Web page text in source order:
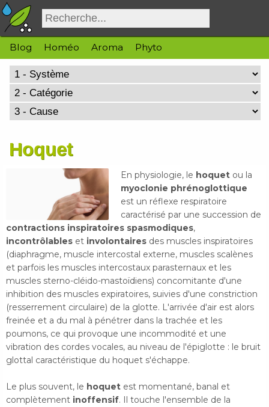
Blog Homéo Aroma Phyto
Hoquet
En physiologie, le hoquet ou la
myoclonie phrénoglottique
est un réflexe respiratoire
caractérisé par une succession de
contractions inspiratoires spasmodiques,
incontrôlables et involontaires des muscles inspiratoires
(diaphragme, muscle intercostal externe, muscles scalènes
et parfois les muscles intercostaux parasternaux et les
muscles sterno-cléido-mastoïdiens) concomitante d'une
inhibition des muscles expiratoires, suivies d'une constriction
(resserrement circulaire) de la glotte. L'arrivée d'air est alors
freinée et a du mal à pénétrer dans la trachée et les
poumons, ce qui provoque une incommodité et une
vibration des cordes vocales, au niveau de l'épiglotte : le bruit
glottal caractéristique du hoquet s'échappe.
Le plus souvent, le hoquet est momentané, banal et
complètement inoffensif. Il touche l'ensemble de la